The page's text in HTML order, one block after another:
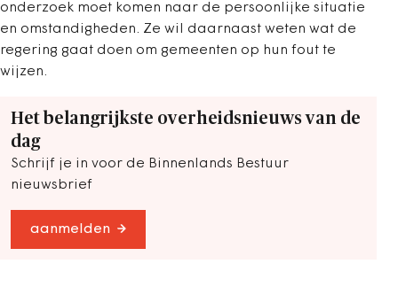
onderzoek moet komen naar de persoonlijke situatie
en omstandigheden. Ze wil daarnaast weten wat de
regering gaat doen om gemeenten op hun fout te
wijzen.
Het belangrijkste overheidsnieuws van de
dag
Schrijf je in voor de Binnenlands Bestuur
nieuwsbrief
aanmelden